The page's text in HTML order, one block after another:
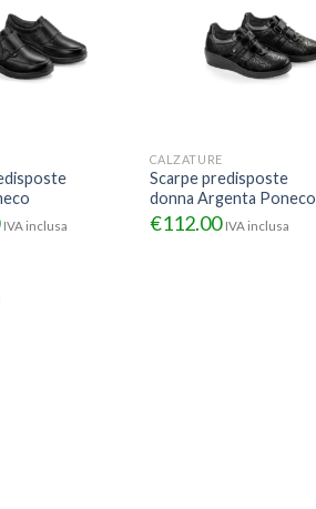
IVA inclusa
CALZATURE
Scarpe predisposte
donna Argenta Poneco
€112.00 IVA inclusa